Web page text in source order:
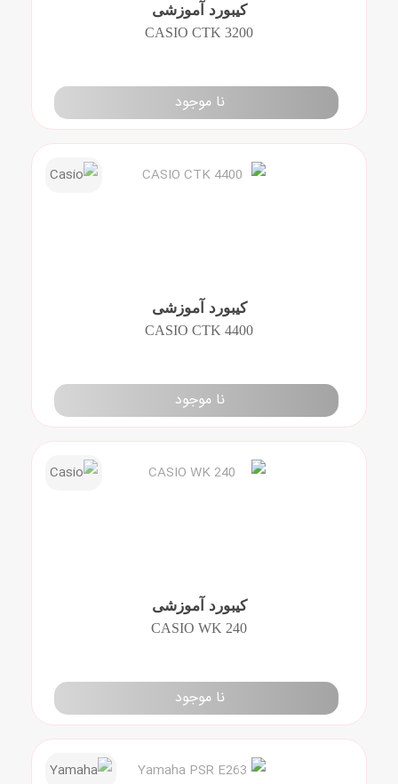
کیبورد آموزشی
CASIO CTK 3200
نا موجود
کیبورد آموزشی
CASIO CTK 4400
نا موجود
کیبورد آموزشی
CASIO WK 240
نا موجود